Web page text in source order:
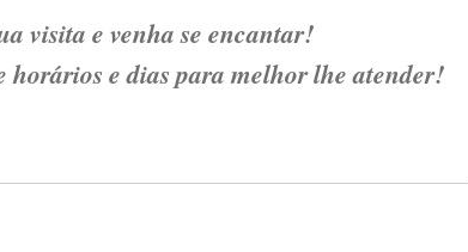
visita e venha se encantar!
horários e dias para melhor lhe atender!